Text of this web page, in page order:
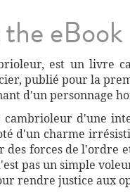
eBook
est un livre
publié pour la
d'un personnage
d'une
d'un charme
forces de l'ordre
pas un simple
rendre justice aux